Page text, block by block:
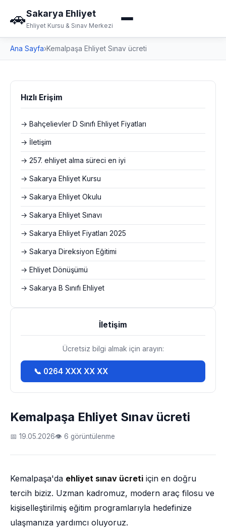
🚗Sakarya Ehliyet
Ehliyet Kursu & Sınav Merkezi
Ana Sayfa›Kemalpaşa Ehliyet Sınav ücreti
Kemalpaşa Ehliyet Sınav ücreti
📅 19.05.2026👁 6 görüntülenme
Kemalpaşa'da ehliyet sınav ücreti için en doğru
tercih biziz. Uzman kadromuz, modern araç filosu ve
kişiselleştirilmiş eğitim programlarıyla hedefinize
ulaşmanıza yardımcı oluyoruz.
Hızlı Erişim
→ Bahçelievler D Sınıfı Ehliyet Fiyatları
→ İletişim
→ 257. ehliyet alma süreci en iyi
→ Sakarya Ehliyet Kursu
→ Sakarya Ehliyet Okulu
→ Sakarya Ehliyet Sınavı
→ Sakarya Ehliyet Fiyatları 2025
→ Sakarya Direksiyon Eğitimi
→ Ehliyet Dönüşümü
→ Sakarya B Sınıfı Ehliyet
İletişim
Ücretsiz bilgi almak için arayın:
📞 0264 XXX XX XX